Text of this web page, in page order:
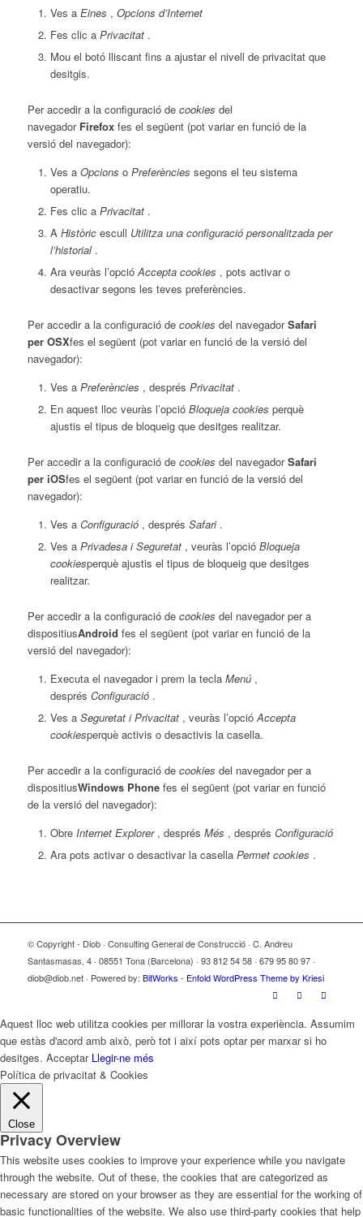
Ves a Eines , Opcions d’Internet
Fes clic a Privacitat .
Mou el botó lliscant fins a ajustar el nivell de privacitat que
desitgis.
Per accedir a la configuració de cookies del
navegador Firefox fes el següent (pot variar en funció de la
versió del navegador):
Ves a Opcions o Preferències segons el teu sistema
operatiu.
Fes clic a Privacitat .
A Històric escull Utilitza una configuració personalitzada per
l’historial .
Ara veuràs l’opcióAccepta cookies , pots activar o
desactivar segons les teves preferències.
Per accedir a la configuració de cookies del navegadorSafari
per OSXfes el següent (pot variar en funció de la versió del
navegador):
Ves a Preferències , després Privacitat .
En aquest lloc veuràs l’opció Bloqueja cookies perquè
ajustis el tipus de bloqueig que desitges realitzar.
Per accedir a la configuració de cookies del navegadorSafari
per iOSfes el següent (pot variar en funció de la versió del
navegador):
Ves a Configuració , després Safari .
Ves a Privadesa i Seguretat , veuràs l’opció Bloqueja
cookiesperquè ajustis el tipus de bloqueig que desitges
realitzar.
Per accedir a la configuració de cookies del navegador per a
dispositiusAndroid fes el següent (pot variar en funció de la
versió del navegador):
Executa el navegador i prem la tecla Menú ,
després Configuració .
Ves a Seguretat i Privacitat , veuràs l’opcióAccepta
cookiesperquè activis o desactivis la casella.
Per accedir a la configuració de cookies del navegador per a
dispositiusWindows Phone fes el següent (pot variar en funció
de la versió del navegador):
Obre Internet Explorer , després Més , després Configuració
Ara pots activar o desactivar la casella Permet cookies .
© Copyright - Diob · Consulting General de Construcció · C. Andreu
Santasmasas, 4 · 08551 Tona (Barcelona) · 93 812 54 58 · 679 95 80 97 ·
diob@diob.net · Powered by: BitWorks - Enfold WordPress Theme by Kriesi
Aquest lloc web utilitza cookies per millorar la vostra experiència. Assumim
que estàs d'acord amb això, però tot i així pots optar per marxar si ho
desitges. Acceptar Llegir-ne més
Política de privacitat & Cookies
Close
Privacy Overview
This website uses cookies to improve your experience while you navigate
through the website. Out of these, the cookies that are categorized as
necessary are stored on your browser as they are essential for the working of
basic functionalities of the website. We also use third-party cookies that help